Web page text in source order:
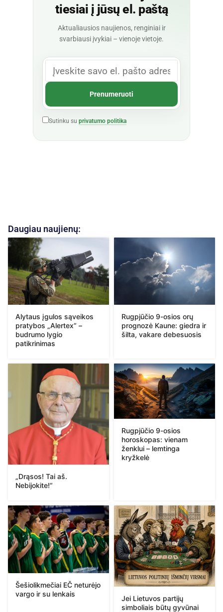
tiesiai į jūsų el. paštą
Aktualiausios naujienos, renginiai ir
svarbiausi įvykiai – vienoje vietoje.
Sutinku su privatumo politika
Daugiau naujienų:
Alytaus įgulos sąveikos
pratybos „Alertex“ –
budrumo lygio
patikrinimas
Rugpjūčio 9-osios orų
prognozė Kaune: giedra ir
šilta, vakare debesuosis
„Drąsos! Tai aš.
Nebijokite!“
Rugpjūčio 9-osios
horoskopas: vienam
ženklui – lemtinga
kryžkelė
Šešiolikmečiai EČ neturėjo
vargo ir su lenkais
Jei Lietuvos partijų
simboliais būtų gyvūnai